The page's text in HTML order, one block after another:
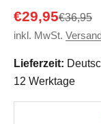
Angebot
€29,95€36,95
inkl. MwSt.
Lieferzeit:
12 Werktage